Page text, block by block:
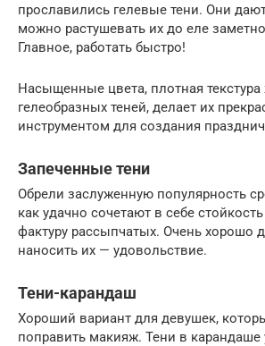
прославились гелевые тени. Они
можно растушевать их до еле
Главное, работать быстро!
Насыщенные цвета, плотная
гелеобразных теней, делает их
инструментом для создания
Запеченные тени
Обрели заслуженную популярность
как удачно сочетают в себе
фактуру рассыпчатых. Очень хорошо
наносить их — удовольствие.
Тени-карандаш
Хороший вариант для девушек,
поправить макияж. Тени в карандаше